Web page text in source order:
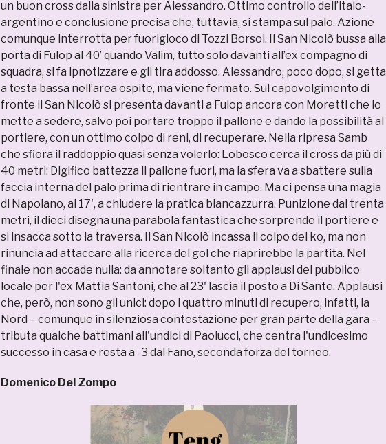
un buon cross dalla sinistra per Alessandro. Ottimo controllo dell’italo-
argentino e conclusione precisa che, tuttavia, si stampa sul palo. Azione
comunque interrotta per fuorigioco di Tozzi Borsoi. Il San Nicolò bussa alla
porta di Fulop al 40’ quando Valim, tutto solo davanti all’ex compagno di
squadra, si fa ipnotizzare e gli tira addosso. Alessandro, poco dopo, si getta
a testa bassa nell’area ospite, ma viene fermato. Sul capovolgimento di
fronte il San Nicolò si presenta davanti a Fulop ancora con Moretti che lo
mette a sedere, salvo poi portare troppo il pallone e dando la possibilità al
portiere, con un ottimo colpo di reni, di recuperare. Nella ripresa Samb
che sfiora il raddoppio quasi senza volerlo: Lobosco cerca il cross da più di
40 metri: Digifico battezza il pallone fuori, ma la sfera va a sbattere sulla
faccia interna del palo prima di rientrare in campo. Ma ci pensa una magia
di Napolano, al 17', a chiudere la pratica biancazzurra. Punizione dai trenta
metri, il dieci disegna una parabola fantastica che sorprende il portiere e
si insacca sotto la traversa. Il San Nicolò incassa il colpo del ko, ma non
rinuncia ad attaccare alla ricerca del gol che riaprirebbe la partita. Nel
finale non accade nulla: da annotare soltanto gli applausi del pubblico
locale per l'ex Mattia Santoni, che al 23' lascia il posto a Di Sante. Applausi
che, però, non sono gli unici: dopo i quattro minuti di recupero, infatti, la
Nord – comunque in silenziosa contestazione per gran parte della gara –
tributa qualche battimani all'undici di Paolucci, che centra l'undicesimo
successo in casa e resta a -3 dal Fano, seconda forza del torneo.
Domenico Del Zompo